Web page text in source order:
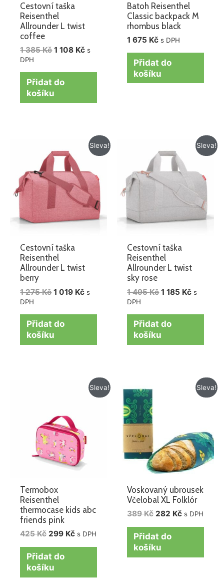
Cestovní taška
Reisenthel
Allrounder L twist
coffee
1 385Kč 1 108 Kč s
DPH
Přidat do
košíku
Batoh Reisenthel
Classic backpack M
rhombus black
1 675 Kč s DPH
Přidat do
košíku
Sleva!
Cestovní taška
Reisenthel
Allrounder L twist
berry
1 275Kč
cena
byla:
1
275 Kč.
1 019 Kč
Aktuální
cena
1
019 Kč.
s
DPH
Přidat do
košíku
Sleva!
Cestovní taška
Reisenthel
Allrounder L twist
sky rose
1 495Kč
cena
byla:
1
495 Kč.
1 185 Kč
Aktuální
cena
1
185 Kč.
s
DPH
Přidat do
košíku
Sleva!
Termobox
Reisenthel
thermocase kids abc
friends pink
425Kč
425 Kč.
299 Kč
Aktuální
cena
s DPH
Přidat do
košíku
Sleva!
Voskovaný ubrousek
Včelobal XL Folklór
389Kč 282 Kč
Aktuální
cena
s DPH
Přidat do
košíku